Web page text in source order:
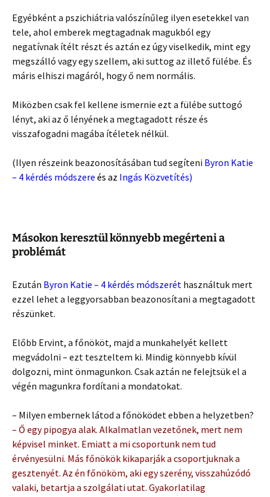
Egyébként a pszichiátria valószínűleg ilyen esetekkel van
tele, ahol emberek megtagadnak magukból egy
negatívnak ítélt részt és aztán ez úgy viselkedik, mint egy
megszálló vagy egy szellem, aki suttog az illető fülébe. És
máris elhiszi magáról, hogy ő nem normális.
Miközben csak fel kellene ismernie ezt a fülébe suttogó
lényt, aki az ő lényének a megtagadott része és
visszafogadni magába ítéletek nélkül.
(Ilyen részeink beazonosításában tud segíteni Byron Katie
– 4 kérdés módszere és az Ingás Közvetítés)
Másokon keresztül könnyebb megérteni a
problémát
Ezután Byron Katie – 4 kérdés módszerét használtuk mert
ezzel lehet a leggyorsabban beazonosítani a megtagadott
részünket.
Előbb Ervint, a főnököt, majd a munkahelyét kellett
megvádolni – ezt teszteltem ki. Mindig könnyebb kívül
dolgozni, mint önmagunkon. Csak aztán ne felejtsük el a
végén magunkra fordítani a mondatokat.
– Milyen embernek látod a főnöködet ebben a helyzetben?
– Ő egy pipogya alak. Alkalmatlan vezetőnek, mert nem
képvisel minket. Emiatt a mi csoportunk nem tud
érvényesülni. Más főnökök kikaparják a csoportjuknak a
gesztenyét. Az én főnököm, aki egy szerény, visszahúzódó
valaki, betartja a szolgálati utat. Gyakorlatilag